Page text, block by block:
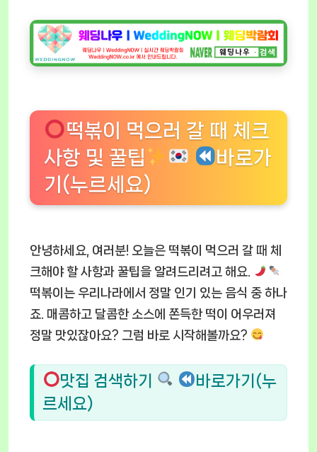
떡볶이 먹으러 갈 때 체크
사항 및 꿀팁
바로가
기(누르세요)
안녕하세요, 여러분! 오늘은 떡볶이 먹으러 갈 때 체
크해야 할 사항과 꿀팁을 알려드리려고 해요.
떡볶이는 우리나라에서 정말 인기 있는 음식 중 하나
죠. 매콤하고 달콤한 소스에 쫀득한 떡이 어우러져
정말 맛있잖아요? 그럼 바로 시작해볼까요?
맛집 검색하기
바로가기(누
르세요)